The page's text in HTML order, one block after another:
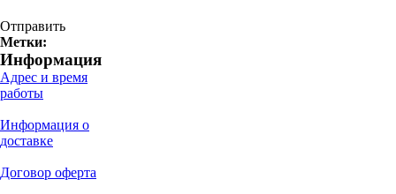
Отправить
Метки:
Информация
Адрес и время
работы
Информация о
доставке
Договор оферта